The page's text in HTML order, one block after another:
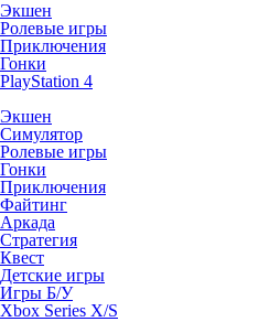
Экшен
Ролевые игры
Приключения
Гонки
PlayStation 4
Экшен
Симулятор
Ролевые игры
Гонки
Приключения
Файтинг
Аркада
Стратегия
Квест
Детские игры
Игры Б/У
Xbox Series X/S